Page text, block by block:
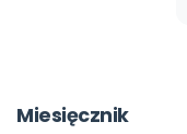
Miesięcznik